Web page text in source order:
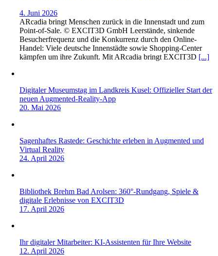
4. Juni 2026
ARcadia bringt Menschen zurück in die Innenstadt und zum
Point-of-Sale. © EXCIT3D GmbH Leerstände, sinkende
Besucherfrequenz und die Konkurrenz durch den Online-
Handel: Viele deutsche Innenstädte sowie Shopping-Center
kämpfen um ihre Zukunft. Mit ARcadia bringt EXCIT3D [...]
Digitaler Museumstag im Landkreis Kusel: Offizieller Start der
neuen Augmented-Reality-App
20. Mai 2026
Sagenhaftes Rastede: Geschichte erleben in Augmented und
Virtual Reality
24. April 2026
Bibliothek Brehm Bad Arolsen: 360°-Rundgang, Spiele &
digitale Erlebnisse von EXCIT3D
17. April 2026
Ihr digitaler Mitarbeiter: KI-Assistenten für Ihre Website
12. April 2026